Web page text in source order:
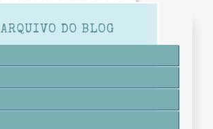
ARQUIVO DO BLOG